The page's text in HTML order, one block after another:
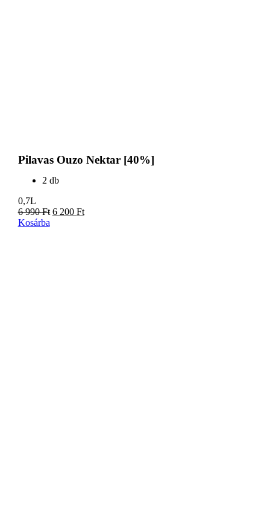
Pilavas Ouzo Nektar [40%]
2 db
0,7L
6 990Ft 6 200 Ft
Kosárba